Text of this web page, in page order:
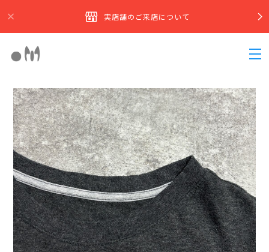
実店舗のご来店について